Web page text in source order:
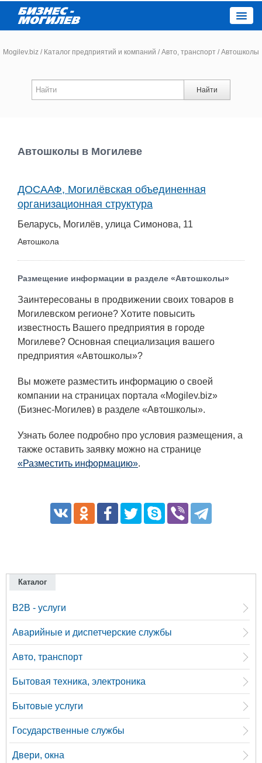
Новости компаний
Каталог
Афиша
Объявления
Погода
Курсы валют
Еще
Mogilev.biz / Каталог предприятий и компаний / Авто, транспорт /Автошколы
Найти
Автошколы в Могилеве
ДОСААФ, Могилёвская объединенная
организационная структура
Беларусь, Могилёв, улица Симонова, 11
Автошкола
Размещение информации в разделе «Автошколы»
Заинтересованы в продвижении своих товаров в
Могилевском регионе? Хотите повысить
известность Вашего предприятия в городе
Могилеве? Основная специализация вашего
предприятия «Автошколы»?
Вы можете разместить информацию о своей
компании на страницах портала «Mogilev.biz»
(Бизнес-Могилев) в разделе «Автошколы».
Узнать более подробно про условия размещения, а
также оставить заявку можно на странице
«Разместить информацию».
Каталог
B2B - услуги
Аварийные и диспетчерские службы
Авто, транспорт
Бытовая техника, электроника
Бытовые услуги
Государственные службы
Двери, окна